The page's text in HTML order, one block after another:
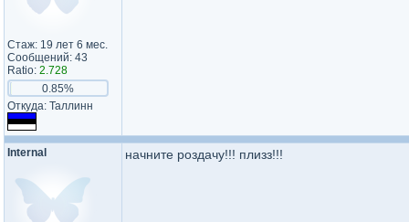
Стаж: 19 лет 6 мес.
Сообщений: 43
Ratio: 2.728
0.85%
Откуда: Таллинн
Internal начните роздачу!!! плизз!!!